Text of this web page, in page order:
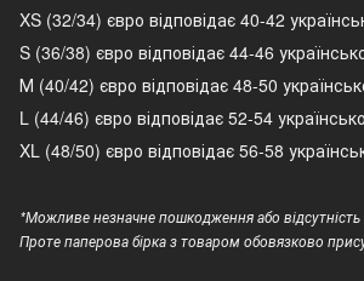
XS (32/34) євро відповідає 40-42
S (36/38) євро відповідає 44-46
М (40/42) євро відповідає 48-50
L (44/46) євро відповідає 52-54
XL (48/50) євро відповідає 56-58
*Можливе незначне пошкодження або відсутність
Проте паперова бірка з товаром обовязково